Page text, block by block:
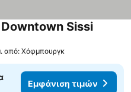
Downtown Sissi
από: Χόφμπουργκ
Εμφάνιση τιμών